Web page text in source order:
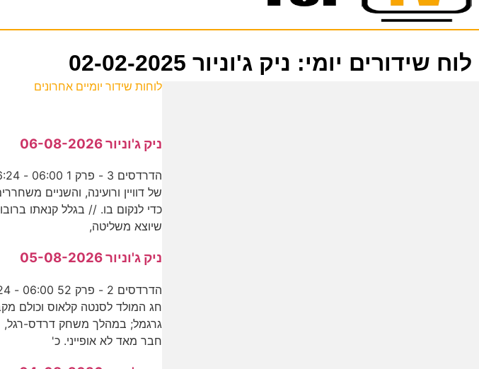
לוח שידורים יומי: ניק ג'וניור 02-02-2025
לוחות שידור יומיים אחרונים
ניק ג'וניור 06-08-2026
של דוויין ורועינה, והשניים
כדי לנקום בו. // בגלל קנאתו
שיוצא משליטה,
ניק ג'וניור 05-08-2026
חג המולד לסנטה קלאוס וכולם
גרגמל; במהלך משחק דרדס-רגל,
חבר מאד לא אופייני. כ'